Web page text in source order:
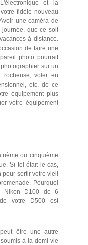
et la
fidèle nouveau
une caméra de
que ce soit
à distance.
de faire une
photo pourrait
sur un
voler en
etc. de ce
équipement plus
votre équipement
ou cinquième
Si tel était le cas,
pour sortir votre vieil
Pourquoi
Nikon D100 de 6
votre D500 est
être une autre
à la demi-vie